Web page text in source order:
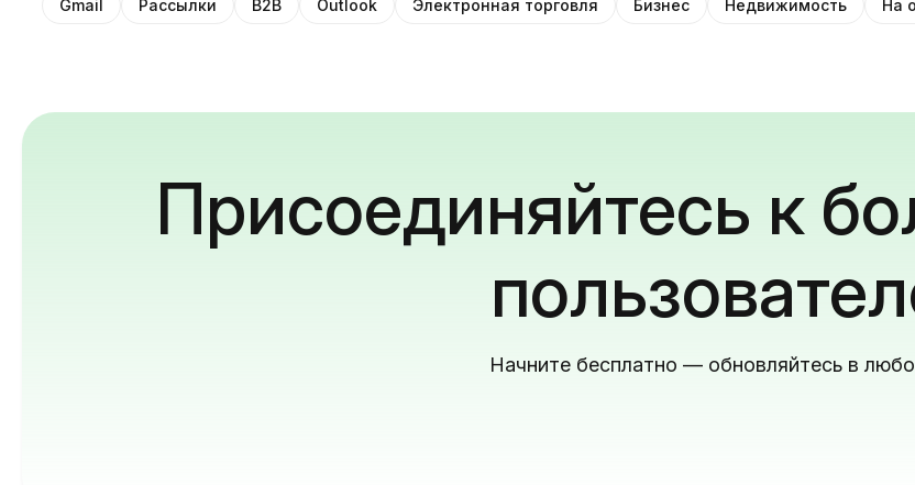
Gmail Рассылки B2B Outlook Электронная торговля Бизнес Недвижимость На
Присоединяйтесь к
Начните бесплатно — обновляйтесь в